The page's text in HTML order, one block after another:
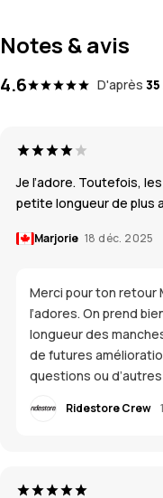
Notes & avis
4.6 D'après
Je l’adore. Toutefois,
petite longueur de plus
Marjorie 18 déc. 2025
Merci pour ton retour
l’adores. On prend
longueur des
de futures
questions ou
Ridestore Crew